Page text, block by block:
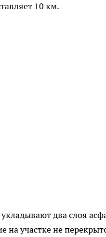
10 км.
два слоя
на участке не